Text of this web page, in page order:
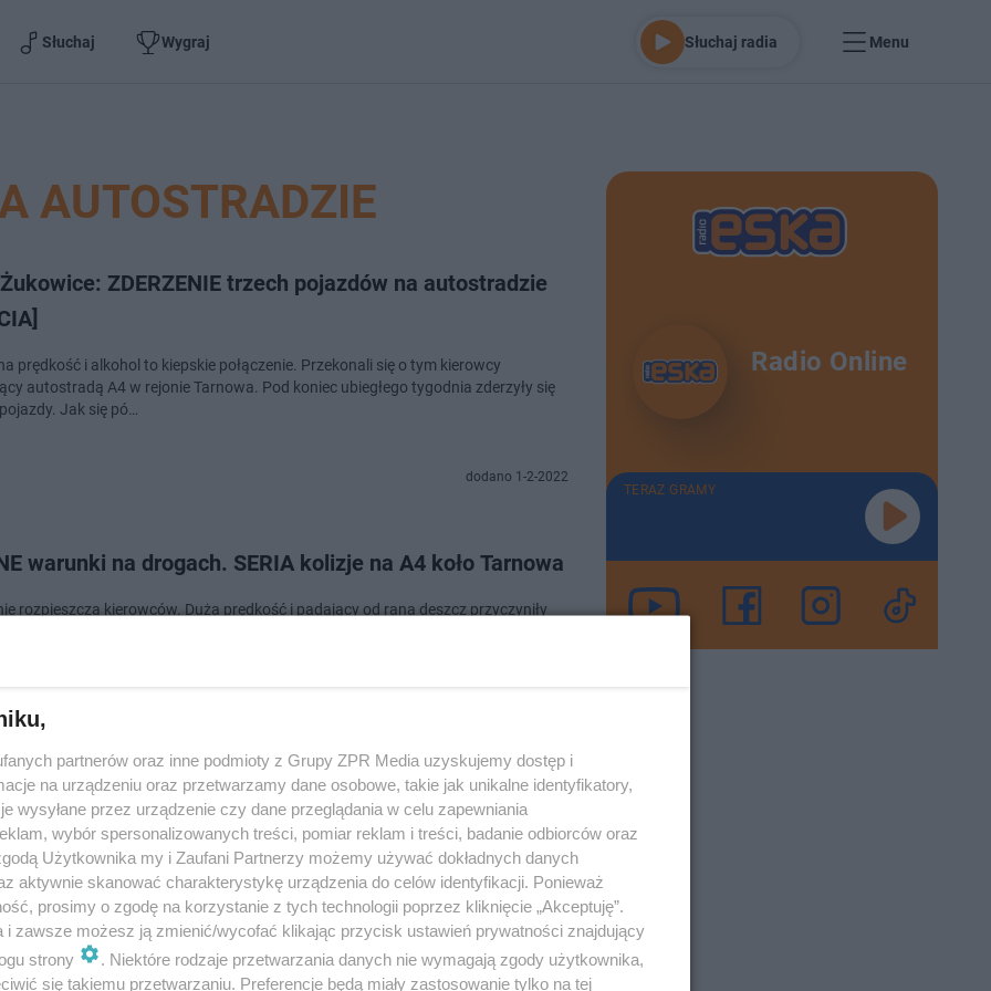
Słuchaj Wygraj Słuchaj radia Menu
AUTOSTRADZIE
ZDERZENIE trzech pojazdów na autostradzie
prędkość i alkohol to kiepskie połączenie. Przekonali się o tym kierowcy
autostradą A4 w rejonie Tarnowa. Pod koniec ubiegłego tygodnia zderzyły się
Jak się pó…
dodano 1-2-2022
warunki na drogach. SERIA kolizje na A4 koło Tarnowa
rozpieszcza kierowców. Duża prędkość i padający od rana deszcz przyczyniły
kolizji na autostradzie A4 między Tarnowem, a
[ZDJĘCIA]
poranek mieli policjanci tarnowskiej drogówki. Cała seria niebezpiecznych
miejsce w środowy (30.09.) poranek na autostradzie A4 między Tarnowem, a
trzech różnych mi…
Radio Online
TERAZ GRAMY
partnerów oraz inne podmioty z Grupy ZPR Media uzyskujemy dostęp i
na urządzeniu oraz przetwarzamy dane osobowe, takie jak unikalne identyfikatory,
wysyłane przez urządzenie czy dane przeglądania w celu zapewniania
wybór spersonalizowanych treści, pomiar reklam i treści, badanie odbiorców oraz
Użytkownika my i Zaufani Partnerzy możemy używać dokładnych danych
aktywnie skanować charakterystykę urządzenia do celów identyfikacji. Ponieważ
prosimy o zgodę na korzystanie z tych technologii poprzez kliknięcie „Akceptuję”.
i zawsze możesz ją zmienić/wycofać klikając przycisk ustawień prywatności znajdujący
strony
. Niektóre rodzaje przetwarzania danych nie wymagają zgody użytkownika,
się takiemu przetwarzaniu. Preferencje będą miały zastosowanie tylko na tej